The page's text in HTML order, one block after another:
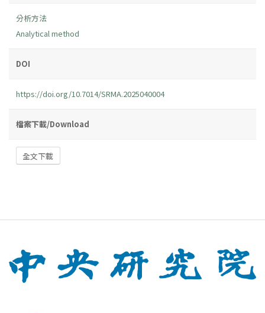
分析方法
Analytical method
DOI
https://doi.org/10.7014/SRMA.2025040004
檔案下載/Download
全文下載